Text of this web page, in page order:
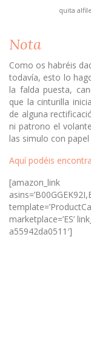
quita
Nota
Como os habréis
todavía, esto lo
la falda puesta,
que la cinturilla
de alguna
ni patrono el
las simulo con
Aquí podéis
[amazon_link
marketplace=’ES’
a55942da0511′]